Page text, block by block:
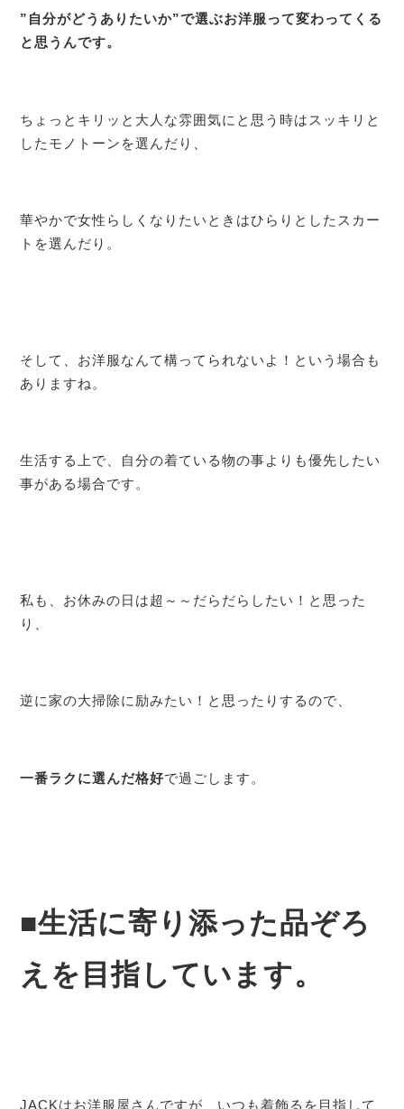
”自分がどうありたいか”で選ぶお洋服って変わってくる
と思うんです。
ちょっとキリッと大人な雰囲気にと思う時はスッキリと
したモノトーンを選んだり、
華やかで女性らしくなりたいときはひらりとしたスカー
トを選んだり。
そして、お洋服なんて構ってられないよ！という場合も
ありますね。
生活する上で、自分の着ている物の事よりも優先したい
事がある場合です。
私も、お休みの日は超～～だらだらしたい！と思った
り、
逆に家の大掃除に励みたい！と思ったりするので、
一番ラクに選んだ格好で過ごします。
■生活に寄り添った品ぞろ
えを目指しています。
JACKはお洋服屋さんですが、いつも着飾るを目指して